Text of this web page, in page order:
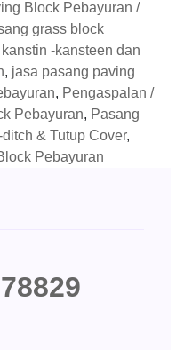
Block Pebayuran /
grass block
kanstin -kansteen dan
, jasa pasang paving
, Pengaspalan /
Pebayuran, Pasang
& Tutup Cover,
Pebayuran